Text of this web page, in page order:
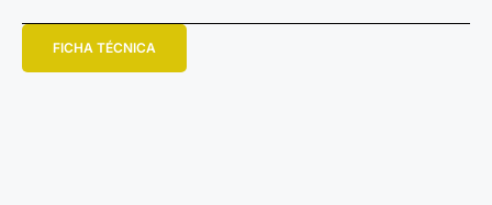
FICHA TÉCNICA